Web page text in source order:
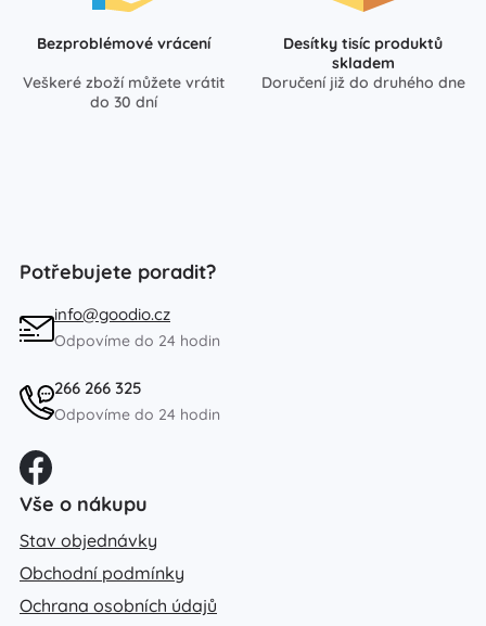
Bezproblémové vrácení
Veškeré zboží můžete vrátit
do 30 dní
Desítky tisíc produktů
skladem
Doručení již do druhého dne
Potřebujete poradit?
info@goodio.cz
Odpovíme do 24 hodin
266 266 325
Odpovíme do 24 hodin
Vše o nákupu
Stav objednávky
Obchodní podmínky
Ochrana osobních údajů